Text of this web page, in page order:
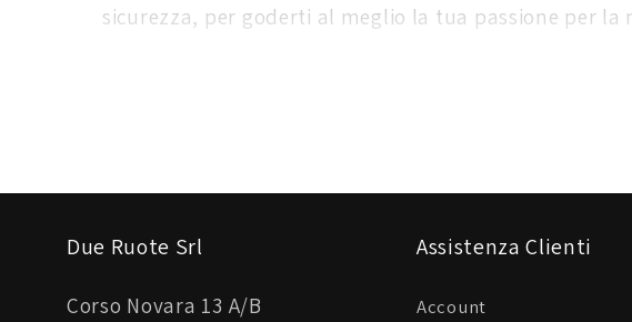
sicurezza, per goderti al meglio la tua passione per
Due Ruote Srl
Corso Novara 13 A/B
Assistenza Clienti
Account